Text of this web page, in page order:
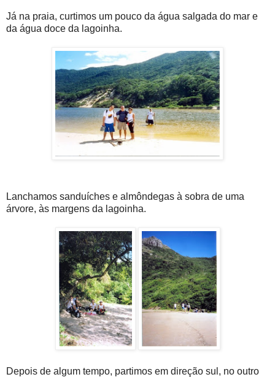
Já na praia, curtimos um pouco da água salgada do mar e
da água doce da lagoinha.
Lanchamos sanduíches e almôndegas à sobra de uma
árvore, às margens da lagoinha.
Depois de algum tempo, partimos em direção sul, no outro